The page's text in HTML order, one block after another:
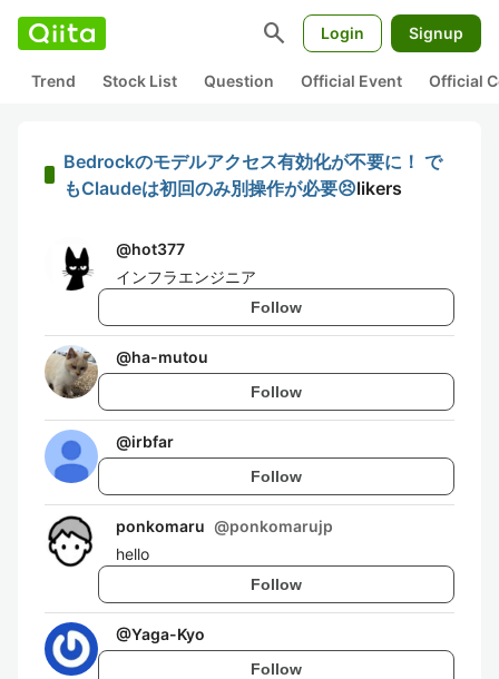
search Login Signup
Trend Stock List Question Official Event Official
Bedrockのモデルアクセス有効化が不要に！ で
もClaudeは初回のみ別操作が必要😣likers
@hot377
インフラエンジニア
Follow
@ha-mutou
Follow
@irbfar
Follow
ponkomaru @ponkomarujp
hello
Follow
@Yaga-Kyo
Follow